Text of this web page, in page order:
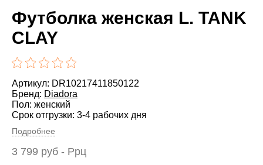
Футболка женская L. TANK
CLAY
Артикул: DR10217411850122
Бренд: Diadora
Пол: женский
Срок отгрузки: 3-4 рабочих дня
Подробнее
3 799 руб - Ррц